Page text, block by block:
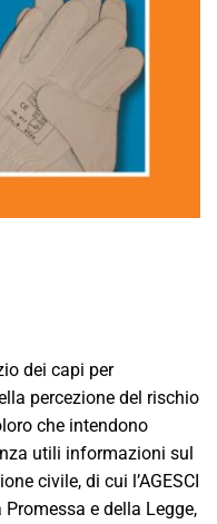
dei capi per
percezione del rischio
che intendono
utili informazioni sul
civile, di cui l’AGESCI
e della Legge,